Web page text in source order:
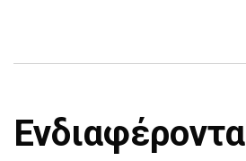
Ενδιαφέροντα